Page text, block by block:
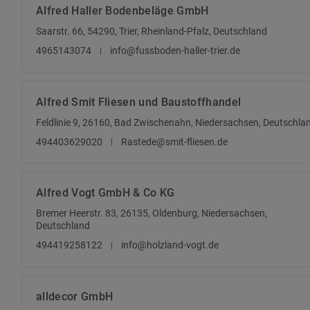
Alfred Haller Bodenbeläge GmbH
Saarstr. 66, 54290, Trier, Rheinland-Pfalz, Deutschland
4965143074
info@fussboden-haller-trier.de
Alfred Smit Fliesen und Baustoffhandel
Feldlinie 9, 26160, Bad Zwischenahn, Niedersachsen,
494403629020
Rastede@smit-fliesen.de
Alfred Vogt GmbH & Co KG
Bremer Heerstr. 83, 26135, Oldenburg, Niedersachsen,
Deutschland
494419258122
info@holzland-vogt.de
alldecor GmbH